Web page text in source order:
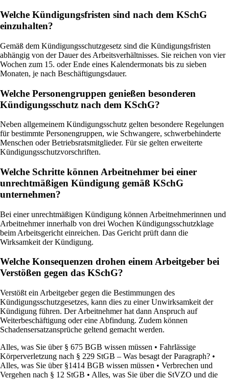
Welche Kündigungsfristen sind nach dem KSchG
einzuhalten?
Gemäß dem Kündigungsschutzgesetz sind die Kündigungsfristen
abhängig von der Dauer des Arbeitsverhältnisses. Sie reichen von vier
Wochen zum 15. oder Ende eines Kalendermonats bis zu sieben
Monaten, je nach Beschäftigungsdauer.
Welche Personengruppen genießen besonderen
Kündigungsschutz nach dem KSchG?
Neben allgemeinem Kündigungsschutz gelten besondere Regelungen
für bestimmte Personengruppen, wie Schwangere, schwerbehinderte
Menschen oder Betriebsratsmitglieder. Für sie gelten erweiterte
Kündigungsschutzvorschriften.
Welche Schritte können Arbeitnehmer bei einer
unrechtmäßigen Kündigung gemäß KSchG
unternehmen?
Bei einer unrechtmäßigen Kündigung können Arbeitnehmerinnen und
Arbeitnehmer innerhalb von drei Wochen Kündigungsschutzklage
beim Arbeitsgericht einreichen. Das Gericht prüft dann die
Wirksamkeit der Kündigung.
Welche Konsequenzen drohen einem Arbeitgeber bei
Verstößen gegen das KSchG?
Verstößt ein Arbeitgeber gegen die Bestimmungen des
Kündigungsschutzgesetzes, kann dies zu einer Unwirksamkeit der
Kündigung führen. Der Arbeitnehmer hat dann Anspruch auf
Weiterbeschäftigung oder eine Abfindung. Zudem können
Schadensersatzansprüche geltend gemacht werden.
Alles, was Sie über § 675 BGB wissen müssen • Fahrlässige
Körperverletzung nach § 229 StGB – Was besagt der Paragraph? •
Alles, was Sie über §1414 BGB wissen müssen • Verbrechen und
Vergehen nach § 12 StGB • Alles, was Sie über die StVZO und die